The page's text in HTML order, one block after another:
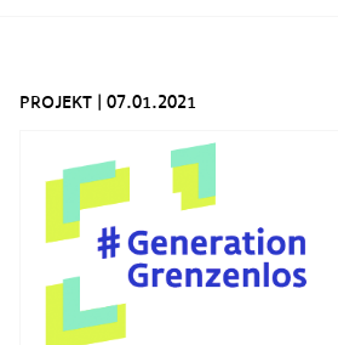
PROJEKT 07.01.2021